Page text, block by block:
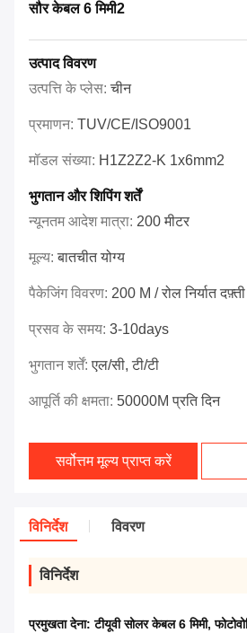
सौर केबल 6 मिमी2
उत्पाद विवरण
उत्पत्ति के प्लेस:चीन
प्रमाणन: TUV/CE/ISO9001
मॉडल संख्या: H1Z2Z2-K 1x6mm2
भुगतान और शिपिंग शर्तें
न्यूनतम आदेश मात्रा: 200 मीटर
मूल्य:बातचीत योग्य
पैकेजिंग विवरण: 200 M / रोल निर्यात दफ़्ती
प्रसव के समय: 3-10days
भुगतान शर्तें:एल/सी, टी/टी
आपूर्ति की क्षमता: 50000M प्रति दिन
सर्वोत्तम मूल्य प्राप्त करें
विनिर्देश विवरण
विनिर्देश
प्रमुखता देना:टीयूवी सोलर केबल 6 मिमी,